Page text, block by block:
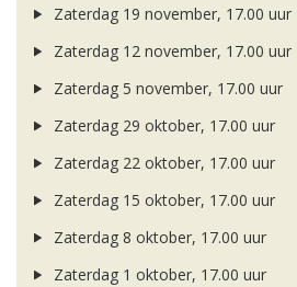
Zaterdag 19 november, 17.00 uur
Zaterdag 12 november, 17.00 uur
Zaterdag 5 november, 17.00 uur
Zaterdag 29 oktober, 17.00 uur
Zaterdag 22 oktober, 17.00 uur
Zaterdag 15 oktober, 17.00 uur
Zaterdag 8 oktober, 17.00 uur
Zaterdag 1 oktober, 17.00 uur